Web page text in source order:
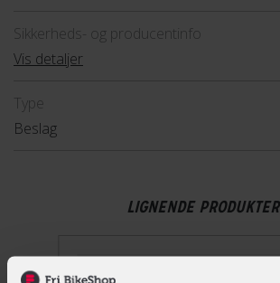
Sikkerheds- og producentinfo
Vis detaljer
Type
Beslag
LIGNENDE PRODUKTER